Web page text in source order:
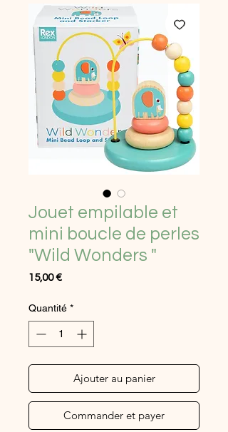
Jouet empilable et
mini boucle de perles
"Wild Wonders "
15,00 €Prix
Quantité *
Ajouter au panier
Commander et payer